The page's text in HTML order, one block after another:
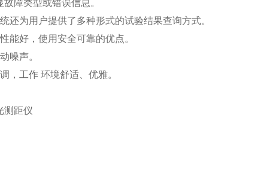
障类型或错误信息。
为用户提供了多种形式的试验结果查询方式。
能好，使用安全可靠的优点。
噪声。
，工作 环境舒适、优雅。